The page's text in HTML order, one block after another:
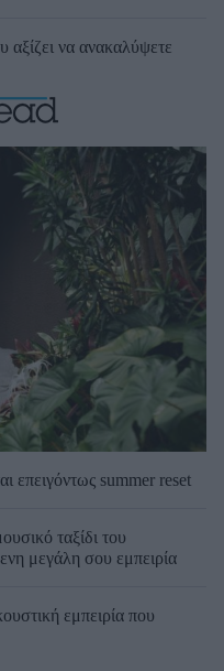
να ανακαλύψετε
επειγόντως summer reset
ταξίδι του
μεγάλη σου εμπειρία
εμπειρία που